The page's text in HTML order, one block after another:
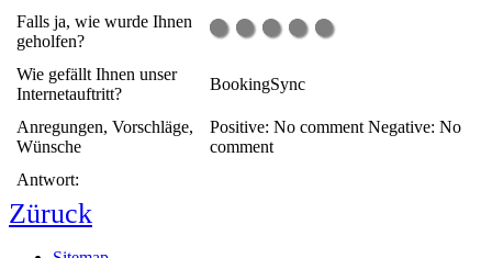
Falls ja, wie wurde Ihnen
geholfen?
Wie gefällt Ihnen unser
Internetauftritt?
BookingSync
Anregungen, Vorschläge,
Wünsche
Positive: No comment Negative: No
comment
Antwort:
Züruck